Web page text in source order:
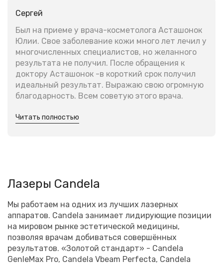
Сергей
Был на приеме у врача-косметолога Асташонок
Юлии. Свое заболевание кожи много лет лечил у
многочисленных специалистов, но желанного
результата не получил. После обращения к
доктору Асташонок -в короткий срок получил
идеальный результат. Выражаю свою огромную
благодарность. Всем советую этого врача.
Читать полностью
Лазеры Сandela
Мы работаем на одних из лучших лазерных
аппаратов. Сandela занимает лидирующие позиции
на мировом рынке эстетической медицины,
позволяя врачам добиваться совершённых
результатов. «Золотой стандарт» - Candela
GenleMax Pro, Candela Vbeam Perfecta, Candela